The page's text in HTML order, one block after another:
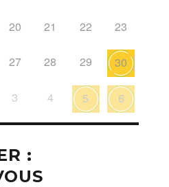
20 21 22 23
27 28 29 30
3 4 5 6
: